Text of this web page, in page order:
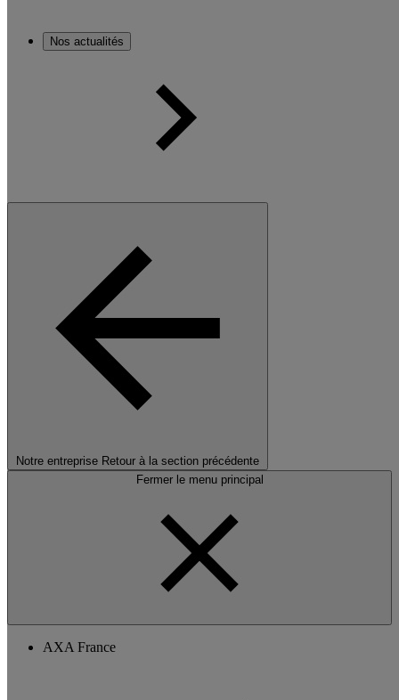
Nos actualités
Notre entreprise Retour à la section précédente
Fermer le menu principal
AXA France